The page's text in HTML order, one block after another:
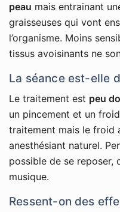
peau mais entrainant
graisseuses qui vont
l’organisme. Moins
tissus avoisinants ne
La séance est-elle
Le traitement est peu
un pincement et un
traitement mais le froid
anesthésiant naturel.
possible de se reposer,
musique.
Ressent-on des